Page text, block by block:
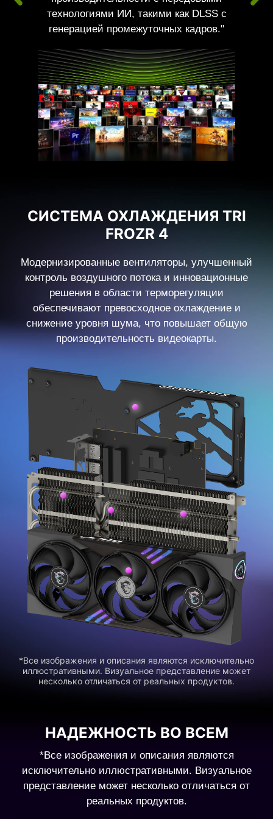
технологиями ИИ, такими как DLSS с
генерацией промежуточных кадров."
СИСТЕМА ОХЛАЖДЕНИЯ TRI
FROZR 4
Модернизированные вентиляторы, улучшенный
контроль воздушного потока и инновационные
решения в области терморегуляции
обеспечивают превосходное охлаждение и
снижение уровня шума, что повышает общую
производительность видеокарты.
*Все изображения и описания являются исключительно
иллюстративными. Визуальное представление может
несколько отличаться от реальных продуктов.
НАДЕЖНОСТЬ ВО ВСЕМ
*Все изображения и описания являются
исключительно иллюстративными. Визуальное
представление может несколько отличаться от
реальных продуктов.